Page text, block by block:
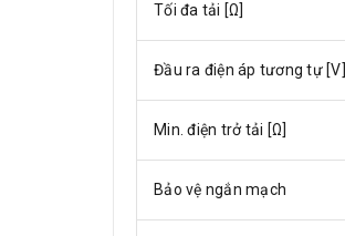
Tối đa tải [Ω]
Đầu ra điện áp tương tự [V]
Min. điện trở tải [Ω]
Bảo vệ ngắn mạch